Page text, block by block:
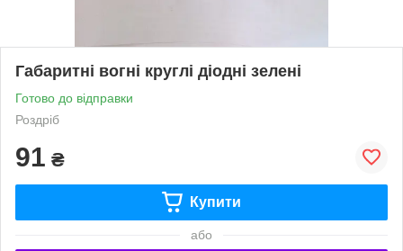
Габаритні вогні круглі діодні зелені
Готово до відправки
Роздріб
91 ₴
Купити
або